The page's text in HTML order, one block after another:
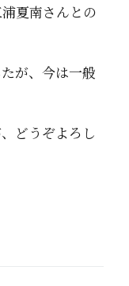
夏南さんとの
が、今は一般
どうぞよろし